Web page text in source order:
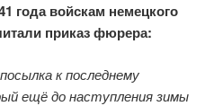
года войскам немецкого
приказ фюрера:
к последнему
ещё до наступления зимы